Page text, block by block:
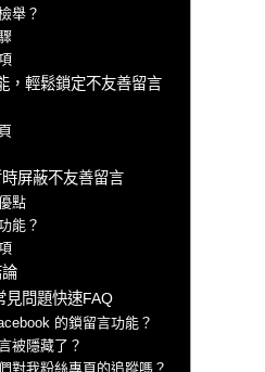
舉？
，輕鬆鎖定不友善留言
屏蔽不友善留言
點
能？
見問題快速FAQ
的鎖留言功能？
被隱藏了？
對我粉絲專頁的追蹤嗎？